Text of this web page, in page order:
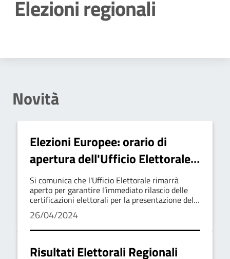
Elezioni regionali
Novità
Elezioni Europee: orario di
apertura dell'Ufficio Elettorale
per il rilascio delle certificazioni
elettorali per la presentazione
delle liste
Si comunica che l'Ufficio Elettorale rimarrà
aperto per garantire l’immediato rilascio delle
certificazioni elettorali per la presentazione delle
liste per le Elezioni Europee del 8-9 giugno
2024.
26/04/2024
Risultati Elettorali Regionali